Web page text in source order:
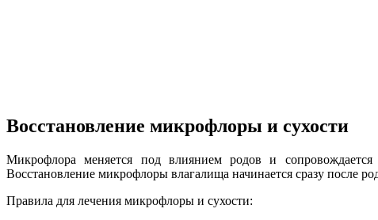
Восстановление микрофлоры и сухости
Микрофлора меняется под влиянием родов и
Восстановление микрофлоры влагалища начинается сразу после
Правила для лечения микрофлоры и сухости: